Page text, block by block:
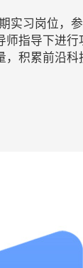
实习岗位，
师指导下进
积累前沿科